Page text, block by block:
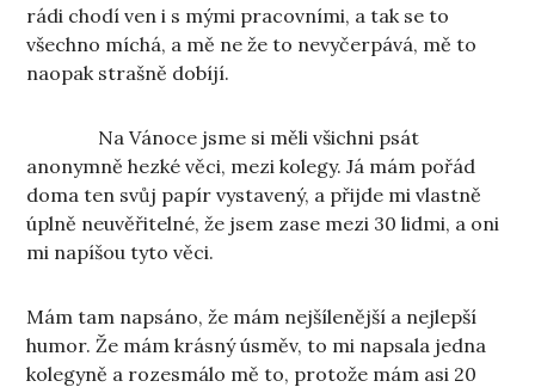
rádi chodí ven i s mými pracovními, a tak se to
všechno míchá, a mě ne že to nevyčerpává, mě to
naopak strašně dobíjí.
Na Vánoce jsme si měli všichni psát
anonymně hezké věci, mezi kolegy. Já mám pořád
doma ten svůj papír vystavený, a přijde mi vlastně
úplně neuvěřitelné, že jsem zase mezi 30 lidmi, a oni
mi napíšou tyto věci.
Mám tam napsáno, že mám nejšílenější a nejlepší
humor. Že mám krásný úsměv, to mi napsala jedna
kolegyně a rozesmálo mě to, protože mám asi 20